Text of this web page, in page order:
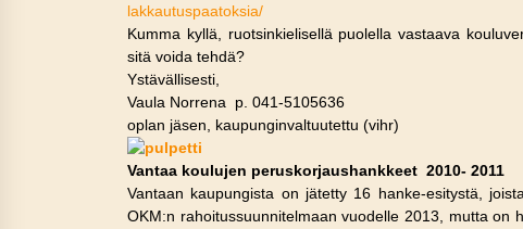
lakkautuspaatoksia/
Kumma kyllä, ruotsinkielisellä puolella vastaava
sitä voida tehdä?
Ystävällisesti,
Vaula Norrena p. 041-5105636
oplan jäsen, kaupunginvaltuutettu (vihr)
Vantaa koulujen peruskorjaushankkeet 2010- 2011
Vantaan kaupungista on jätetty 16 hanke-esitystä,
OKM:n rahoitussuunnitelmaan vuodelle 2013, mutta on